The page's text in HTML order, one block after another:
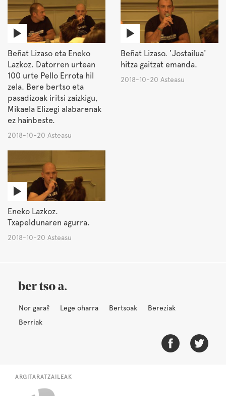
Beñat Lizaso eta Eneko
Lazkoz. Datorren urtean
100 urte Pello Errota hil
zela. Bere bertso eta
pasadizoak iritsi zaizkigu,
Mikaela Elizegi alabarenak
ez hainbeste.
2018-10-20 Asteasu
Beñat Lizaso. 'Jostailua'
hitza gaitzat emanda.
2018-10-20 Asteasu
Eneko Lazkoz.
Txapeldunaren agurra.
2018-10-20 Asteasu
Nor gara? Lege oharra Bertsoak
Bereziak
Berriak
ARGITARATZAILEAK